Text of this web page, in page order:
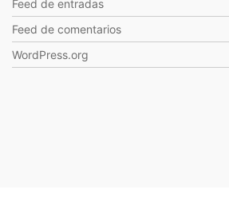
Feed de entradas
Feed de comentarios
WordPress.org